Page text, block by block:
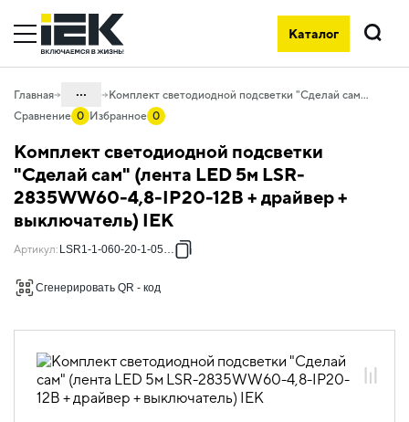
Каталог
Поиск
Главная ...
10. Светотехника
10.01 Источники света
10.01.02 Лента светодиодная
10.01.02.01 Лента светодиодная 12В
10.01.02.01.05 Комплекты DIY "Сделай
Комплект светодиодной подсветки "Сделай сам" (лента LED 5м LSR-2835WW60-4,8-IP20-12В + драйвер + выключатель) IEK
Сравнение 0 Избранное 0
Комплект светодиодной подсветки
"Сделай сам" (лента LED 5м LSR-
2835WW60-4,8-IP20-12В + драйвер +
выключатель) IEK
Артикул: LSR1-1-060-20-1-05-S1
Сгенерировать QR - код